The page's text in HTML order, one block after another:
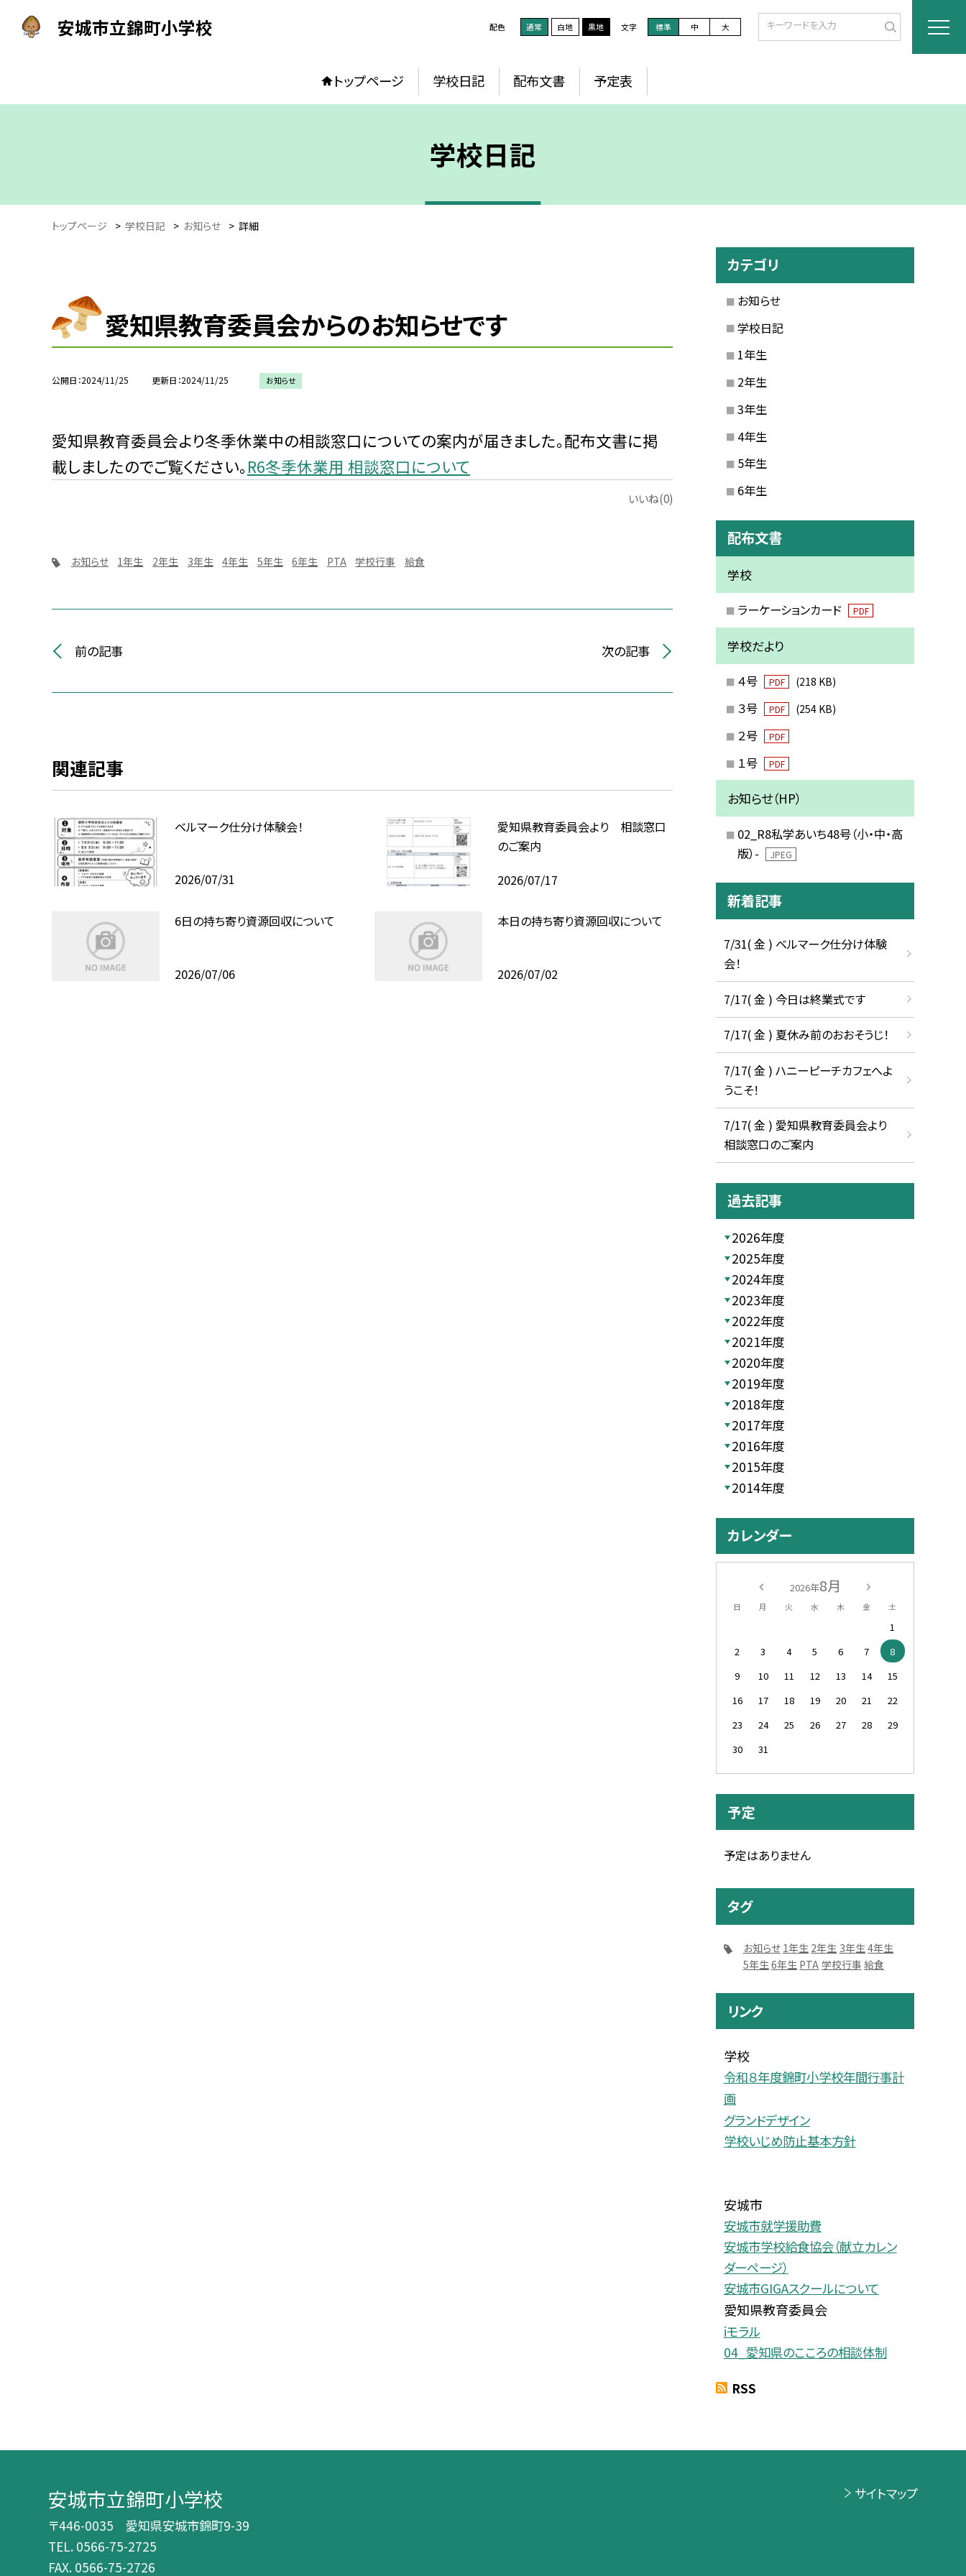
安城市立錦町小学校 配色 通常 白地 黒地 文字 標準 中 大
トップページ 学校日記 配布文書 予定表
学校日記
トップページ > 学校日記 > お知らせ > 詳細
愛知県教育委員会からのお知らせです
公開日 2024/11/25 更新日 2024/11/25 お知らせ
愛知県教育委員会より冬季休業中の相談窓口についての案内が届きました。配布文書に掲
載しましたのでご覧ください。R6冬季休業用 相談窓口について
いいね(0)
お知らせ 1年生 2年生 3年生 4年生 5年生 6年生 PTA 学校行事 給食
前の記事 次の記事
関連記事
ベルマーク仕分け体験会！
2026/07/31
愛知県教育委員会より 相談窓口
のご案内
2026/07/17
6日の持ち寄り資源回収について
2026/07/06
本日の持ち寄り資源回収について
2026/07/02
カテゴリ
お知らせ
学校日記
1年生
2年生
3年生
4年生
5年生
6年生
配布文書
学校
ラーケーションカード PDF
学校だより
４号 PDF (218 KB)
３号 PDF (254 KB)
２号 PDF
１号 PDF
お知らせ（HP）
02_R8私学あいち48号（小・中・高
版）-
JPEG
新着記事
7/31( 金 ) ベルマーク仕分け体験
会！
7/17( 金 ) 今日は終業式です
7/17( 金 ) 夏休み前のおおそうじ！
7/17( 金 ) ハニーピーチカフェへよ
うこそ！
7/17( 金 ) 愛知県教育委員会より
相談窓口のご案内
過去記事
2026年度
2025年度
2024年度
2023年度
2022年度
2021年度
2020年度
2019年度
2018年度
2017年度
2016年度
2015年度
2014年度
カレンダー
2026年8月
日 月 火 水 木 金 土
1
2
3 4 5 6 7
8
9
10 11 12 13 14
15
16
17 18 19 20 21
22
23
24 25 26 27 28
29
30
31
予定
予定はありません
タグ
お知らせ 1年生 2年生 3年生4年生
5年生6年生 PTA 学校行事 給食
リンク
学校
令和８年度錦町小学校年間行事計
画
グランドデザイン
学校いじめ防止基本方針
安城市
安城市就学援助費
安城市学校給食協会（献立カレン
ダーページ）
安城市GIGAスクールについて
愛知県教育委員会
iモラル
04_愛知県のこころの相談体制
RSS
安城市立錦町小学校
〒446-0035 愛知県安城市錦町9-39
TEL. 0566-75-2725
FAX. 0566-75-2726
サイトマップ